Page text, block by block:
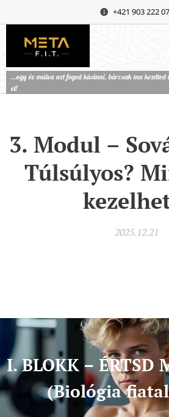
+421 903 222
...egy év múlva azt fogod kívánni, bárcsak ma kezdted
el!
3. Modul –
Túlsúlyos?
2025.12.21
I. BLOKK – ÉRTSD
(Biológia